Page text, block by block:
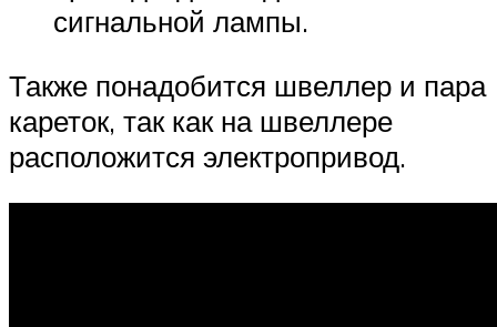
сигнальной лампы.
Также понадобится швеллер и пара
кареток, так как на швеллере
расположится электропривод.